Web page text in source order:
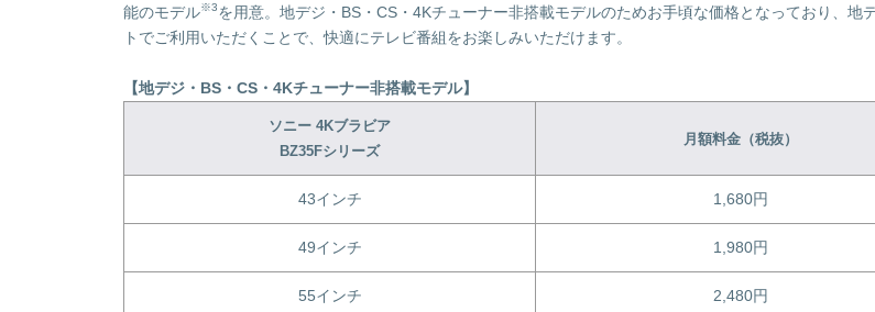
能のモデル※3を用意。地デジ・BS・CS・4Kチューナー非搭載モデルのためお手頃な価格となっており、
トでご利用いただくことで、快適にテレビ番組をお楽しみいただけます。
【地デジ・BS・CS・4Kチューナー非搭載モデル】
ソニー 4Kブラビア
BZ35Fシリーズ
月額料金（税抜）
43インチ 1,680円
49インチ 1,980円
55インチ 2,480円